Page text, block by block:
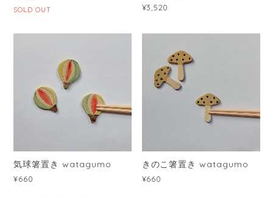
SOLD OUT ¥3,520
気球箸置き watagumo
¥660
きのこ箸置き watagumo
¥660